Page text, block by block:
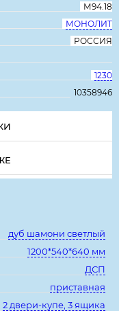
М94.18
МОНОЛИТ
РОССИЯ
1230
10358946
дуб шамони светлый
1200*540*640 мм
ДСП
приставная
2 двери-купе, 3 ящика